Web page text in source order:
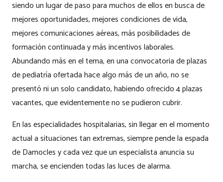
siendo un lugar de paso para muchos de ellos en busca de
mejores oportunidades, mejores condiciones de vida,
mejores comunicaciones aéreas, más posibilidades de
formación continuada y más incentivos laborales.
Abundando más en el tema, en una convocatoria de plazas
de pediatría ofertada hace algo más de un año, no se
presentó ni un solo candidato, habiendo ofrecido 4 plazas
vacantes, que evidentemente no se pudieron cubrir.
En las especialidades hospitalarias, sin llegar en el momento
actual a situaciones tan extremas, siempre pende la espada
de Damocles y cada vez que un especialista anuncia su
marcha, se encienden todas las luces de alarma.